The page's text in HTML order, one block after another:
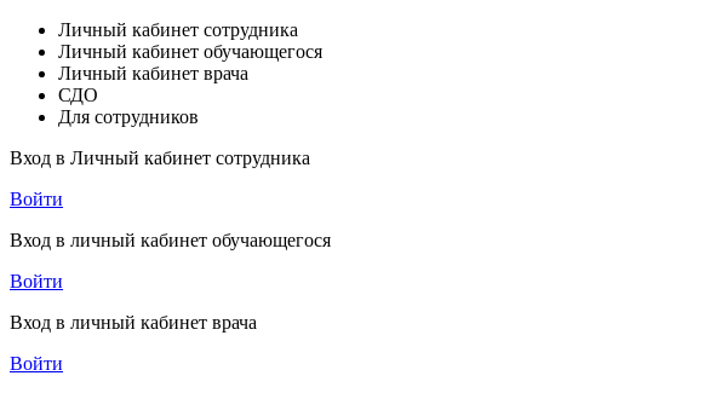
Личный кабинет сотрудника
Личный кабинет обучающегося
Личный кабинет врача
СДО
Для сотрудников
Вход в Личный кабинет сотрудника
Войти
Вход в личный кабинет обучающегося
Войти
Вход в личный кабинет врача
Войти